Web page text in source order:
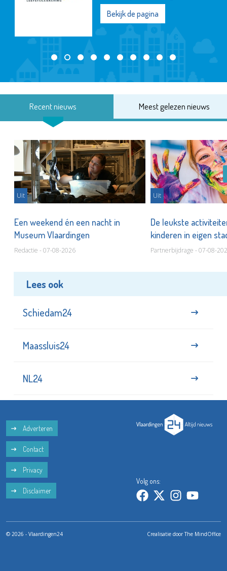
Bekijk de pagina
Recent nieuws Meest gelezen nieuws
Uit
Een weekend én een nacht in
Museum Vlaardingen
Redactie - 07-08-2026
Uit
De leukste
kinderen in eigen
Partnerbijdrage - 07-08-
Lees ook
Schiedam24
Maassluis24
NL24
Adverteren
Contact
Privacy
Disclaimer
Volg ons:
© 2026 - Vlaardingen24 Crealisatie doorThe MindOffice